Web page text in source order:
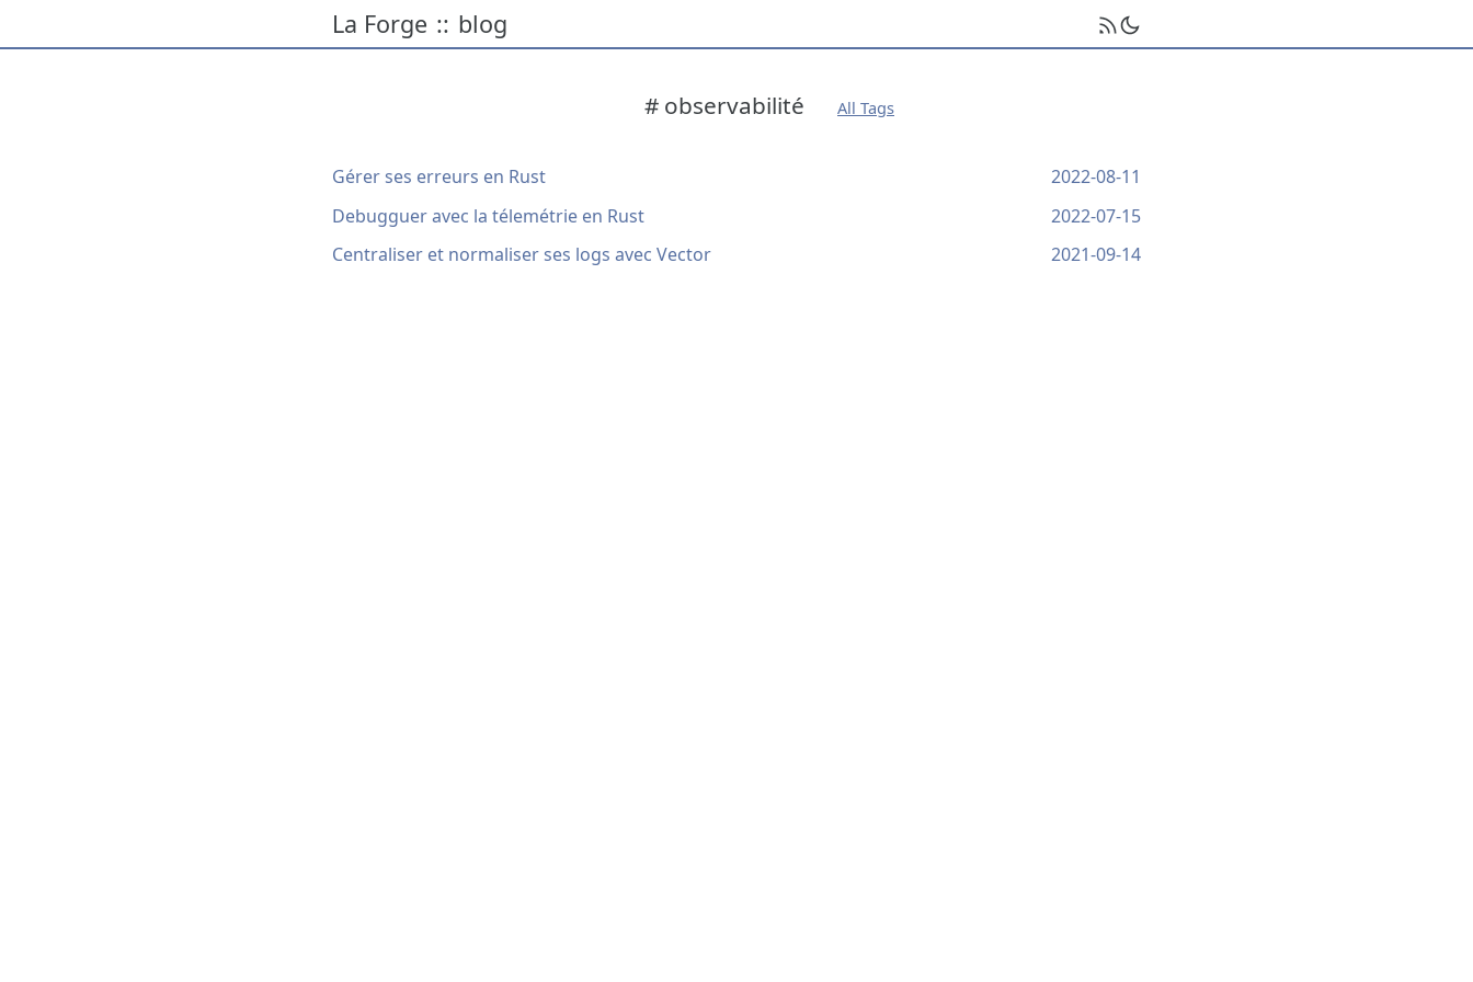
La Forge :: blog
# observabilité All Tags
Gérer ses erreurs en Rust
2022-08-11
Debugguer avec la télemétrie en Rust
2022-07-15
Centraliser et normaliser ses logs avec Vector
2021-09-14